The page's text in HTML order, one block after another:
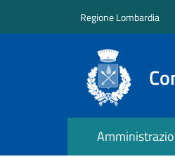
Regione Lombardia